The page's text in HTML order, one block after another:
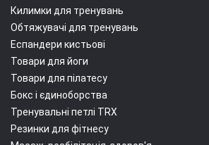
Килимки для тренувань
Обтяжувачі для тренувань
Еспандери кистьові
Товари для йоги
Товари для пілатесу
Бокс і єдиноборства
Тренувальні петлі TRX
Резинки для фітнесу